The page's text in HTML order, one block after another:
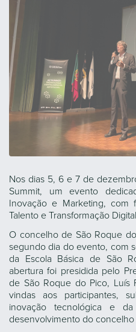
Nos dias 5, 6 e 7 de
Summit, um evento
Inovação e Marketing, com
Talento e Transformação
O concelho de São Roque
segundo dia do evento, com
da Escola Básica de São
abertura foi presidida pelo
de São Roque do Pico, Luís
vindas aos participantes,
inovação tecnológica e
desenvolvimento do concelho